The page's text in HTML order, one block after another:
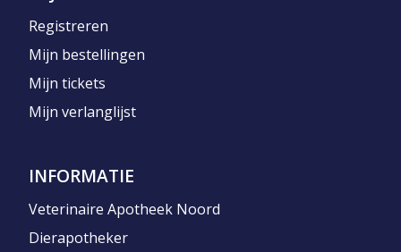
Registreren
Mijn bestellingen
Mijn tickets
Mijn verlanglijst
INFORMATIE
Veterinaire Apotheek Noord
Dierapotheker